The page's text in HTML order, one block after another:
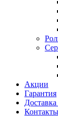
Акции
Гарантия
Контакты